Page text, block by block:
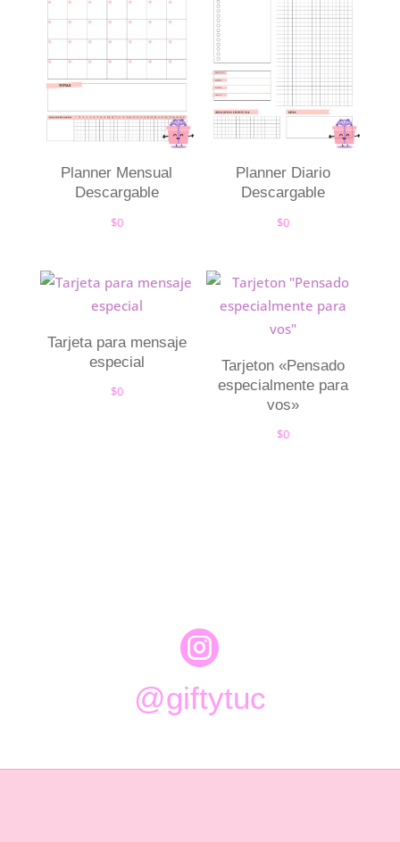
Planner Mensual
Descargable
$0
Planner Diario
Descargable
$0
Tarjeta para mensaje
especial
$0
Tarjeton «Pensado
especialmente para
vos»
$0

@giftytuc